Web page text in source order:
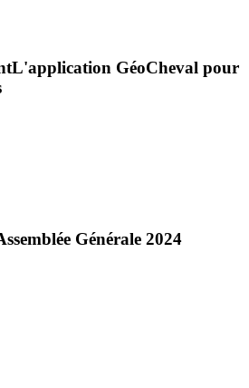
L'application GéoCheval pour
Générale 2024